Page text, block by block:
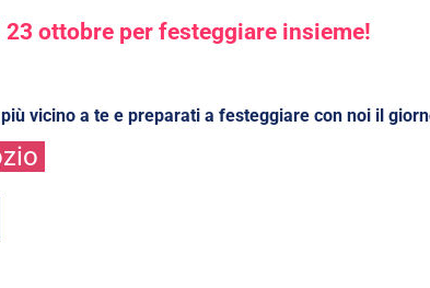
ottobre per festeggiare insieme!
vicino a te e preparati a festeggiare con noi il